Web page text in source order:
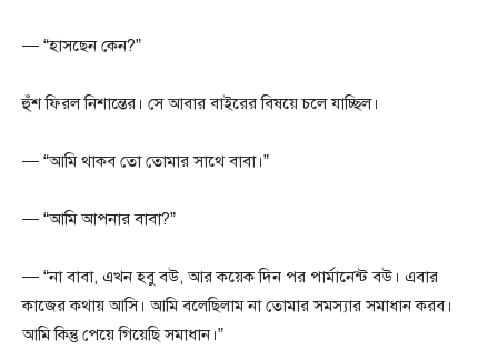
— “হাসছেন কেন?”
হুঁশ ফিরল নিশান্তের। সে আবার বাইরের বিষয়ে চলে যাচ্ছিল।
— “আমি থাকব তো তোমার সাথে বাবা।”
— “আমি আপনার বাবা?”
— “না বাবা, এখন হবু বউ, আর কয়েক দিন পর পার্মানেন্ট বউ। এবার
কাজের কথায় আসি। আমি বলেছিলাম না তোমার সমস্যার সমাধান করব।
আমি কিন্তু পেয়ে গিয়েছি সমাধান।”